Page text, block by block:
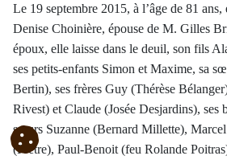
Le 19 septembre 2015, à l’âge de 81 ans,
Denise Choinière, épouse de M. Gilles
époux, elle laisse dans le deuil, son fils
ses petits-enfants Simon et Maxime, sa
Bertin), ses frères Guy (Thérèse
Rivest) et Claude (Josée Desjardins), ses
sœurs Suzanne (Bernard Millette),
(Prêtre), Paul-Benoit (feu Rolande